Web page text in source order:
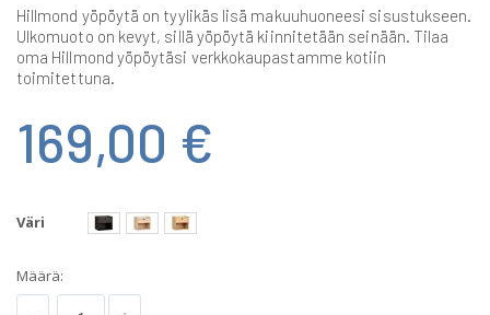
Hillmond yöpöytä on tyylikäs lisä makuuhuoneesi sisustukseen.
Ulkomuoto on kevyt, sillä yöpöytä kiinnitetään seinään. Tilaa
oma Hillmond yöpöytäsi verkkokaupastamme kotiin
toimitettuna.
169,00 €
Väri
Määrä: